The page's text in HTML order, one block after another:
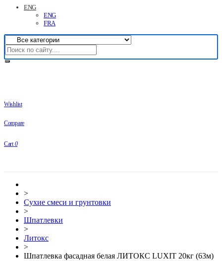
ENG
ENG
FRA
Wishlist
Compare
Cart 0
>
Сухие смеси и грунтовки
>
Шпатлевки
>
Литокс
>
Шпатлевка фасадная белая ЛИТОКС LUXIT 20кг (63м)